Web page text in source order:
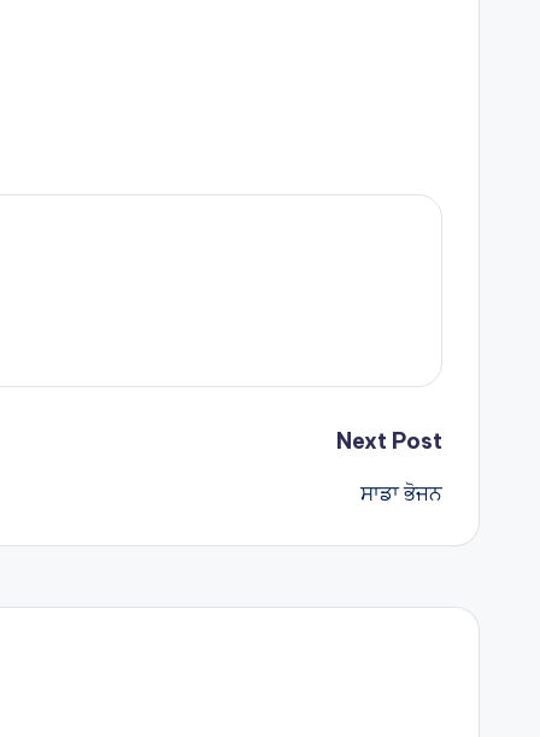
Next Post
ਸਾਡਾ ਭੋਜਨ